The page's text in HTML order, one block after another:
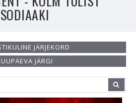
SODIAAKI
JÄRJEKORD
JÄRGI